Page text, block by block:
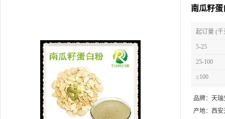
南瓜籽
起订量 (千
5-25
25-100
≥100
品牌： 天瑞
产地： 西